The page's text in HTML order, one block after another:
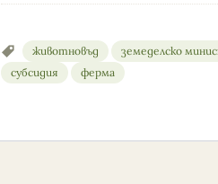
животновъд земеделско
субсидия
ферма